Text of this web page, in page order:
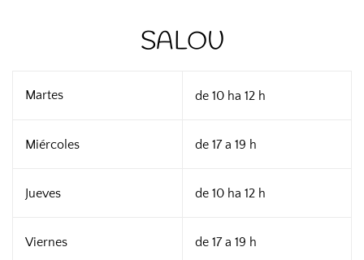
SALOU
Martes de 10 ha 12 h
Miércoles de 17 a 19 h
Jueves de 10 ha 12 h
Viernes de 17 a 19 h